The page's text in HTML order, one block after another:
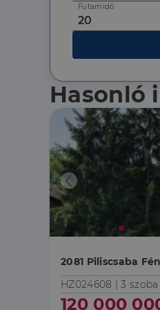
Futamidő
Hasonló
2081 Piliscsaba
HZ024608 |3 szoba
120 000